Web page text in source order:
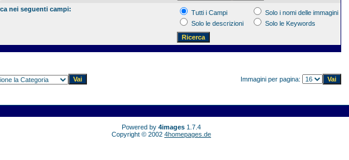
nei seguenti campi:
Tutti i Campi
Solo i nomi delle immagini
Solo le descrizioni
Solo le Keywords
Immagini per pagina:
Powered by 4images 1.7.4
Copyright © 2002 4homepages.de